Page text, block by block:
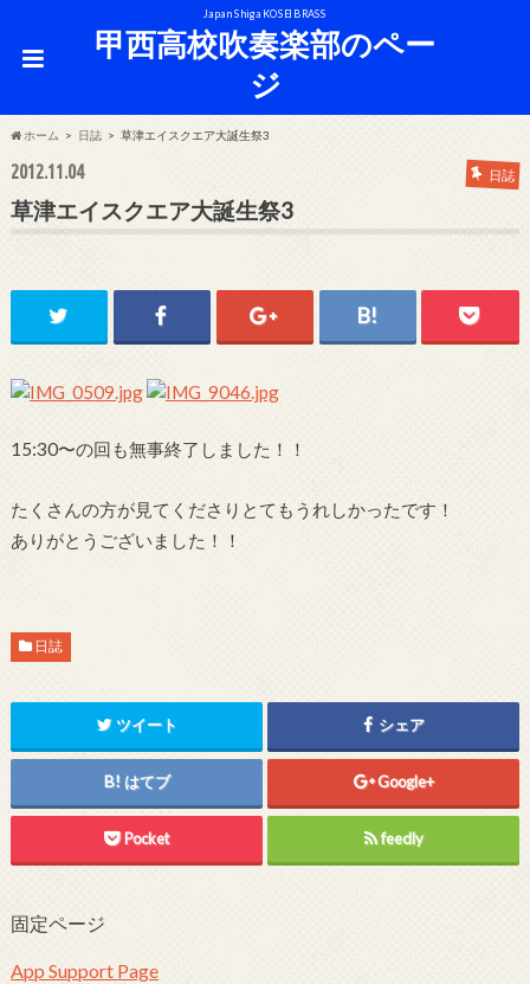
Japan Shiga KOSEI BRASS
甲西高校吹奏楽部のペー
ジ
ホーム 日誌 草津エイスクエア大誕生祭3
2012.11.04 日誌
草津エイスクエア大誕生祭3
15:30〜の回も無事終了しました！！
たくさんの方が見てくださりとてもうれしかったです！
ありがとうございました！！
日誌
ツイート シェア
はてブ Google+
Pocket feedly
固定ページ
App Support Page